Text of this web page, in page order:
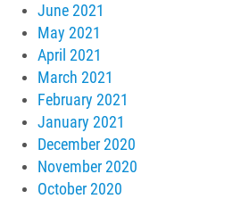
June 2021
May 2021
April 2021
March 2021
February 2021
January 2021
December 2020
November 2020
October 2020